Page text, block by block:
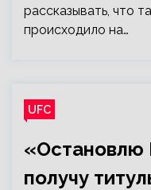
рассказывать, что
происходило на…
UFC
«Остановлю
получу